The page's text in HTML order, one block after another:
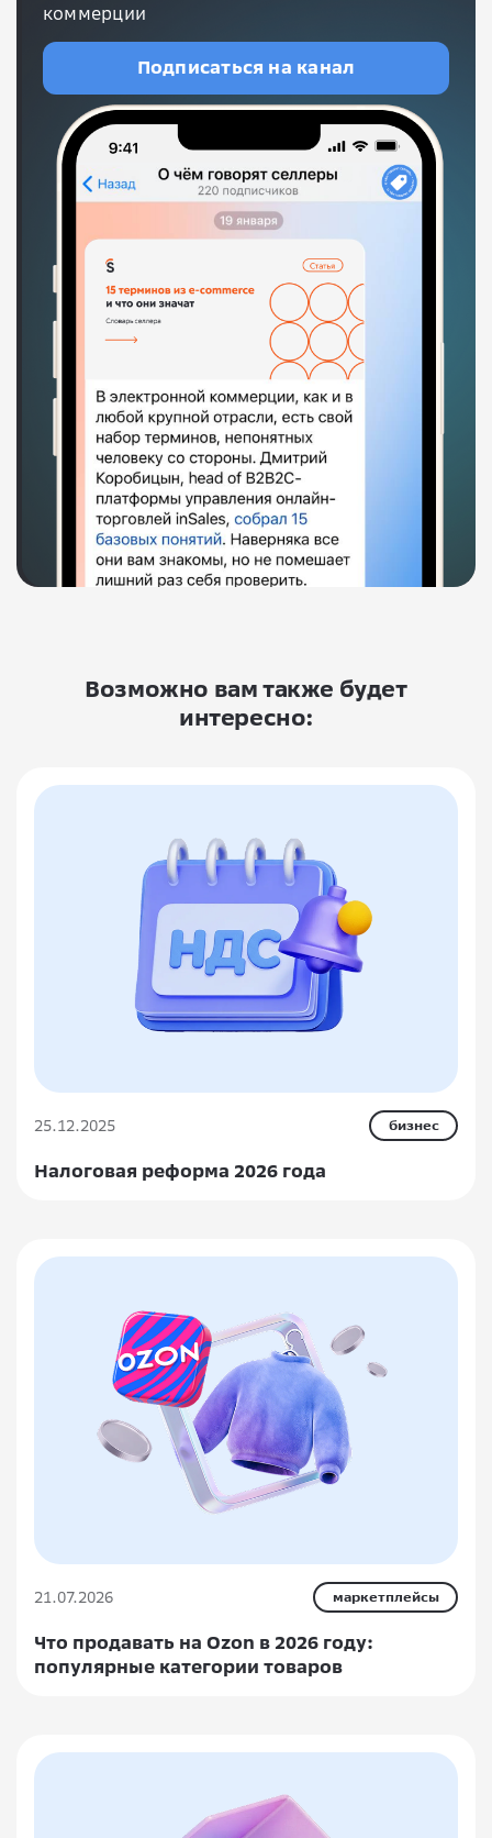
коммерции
Подписаться на канал
Возможно вам также будет
интересно:
25.12.2025 бизнес
Налоговая реформа 2026 года
21.07.2026 маркетплейсы
Что продавать на Ozon в 2026 году:
популярные категории товаров